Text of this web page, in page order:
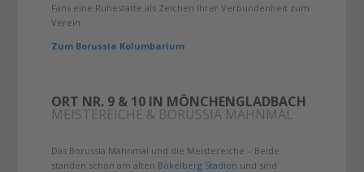
Fans eine Ruhestätte als Zeichen Ihrer Verbundenheit zum
Verein.
Zum Borussia Kolumbarium
ORT NR. 9 & 10 IN MÖNCHENGLADBACH
MEISTEREICHE & BORUSSIA MAHNMAL
Das Borussia Mahnmal und die Meistereiche – Beide
standen schon am alten Bökelberg Stadion und sind